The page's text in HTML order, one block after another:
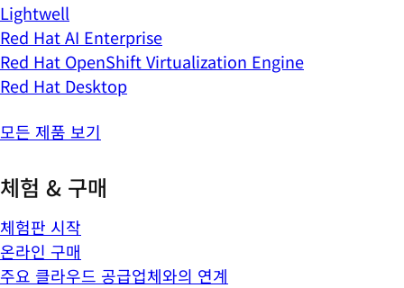
Lightwell
Red Hat AI Enterprise
Red Hat OpenShift Virtualization Engine
Red Hat Desktop
모든 제품 보기
체험 & 구매
체험판 시작
온라인 구매
주요 클라우드 공급업체와의 연계